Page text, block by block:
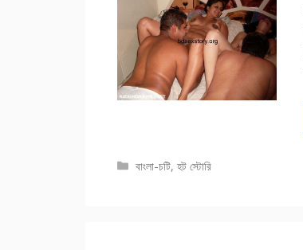
Categories
বাংলা-চটি,হট স্টোরি